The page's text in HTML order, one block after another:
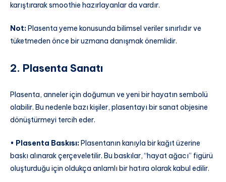
karıştırarak smoothie hazırlayanlar da vardır.
Not:Plasenta yeme konusunda bilimsel veriler sınırlıdır ve
tüketmeden önce bir uzmana danışmak önemlidir.
2. Plasenta Sanatı
Plasenta, anneler için doğumun ve yeni bir hayatın sembolü
olabilir. Bu nedenle bazı kişiler, plasentayı bir sanat objesine
dönüştürmeyi tercih eder.
• Plasenta Baskısı:Plasentanın kanıyla bir kağıt üzerine
baskı alınarak çerçeveletilir. Bu baskılar, “hayat ağacı” figürü
oluşturduğu için oldukça anlamlı bir hatıra olarak kabul edilir.